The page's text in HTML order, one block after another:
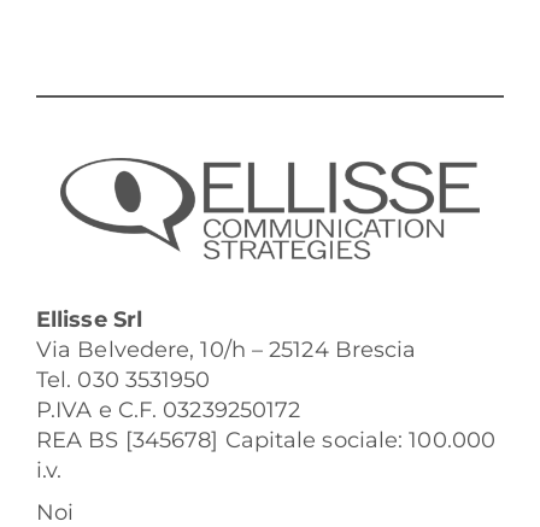
Ellisse Srl
Via Belvedere, 10/h – 25124 Brescia
Tel. 030 3531950
P.IVA e C.F. 03239250172
REA BS [345678] Capitale sociale: 100.000
i.v.
Noi